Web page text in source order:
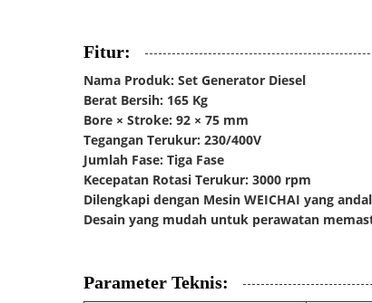
Fitur:
Nama Produk: Set Generator Diesel
Berat Bersih: 165 Kg
Bore × Stroke: 92 × 75 mm
Tegangan Terukur: 230/400V
Jumlah Fase: Tiga Fase
Kecepatan Rotasi Terukur: 3000 rpm
Dilengkapi dengan Mesin WEICHAI yang andal
Desain yang mudah untuk perawatan
Parameter Teknis: